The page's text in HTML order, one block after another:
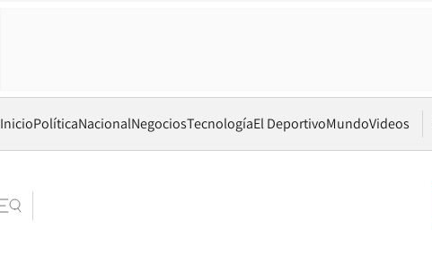
InicioPolíticaNacionalNegociosTecnologíaEl DeportivoMundoVideos